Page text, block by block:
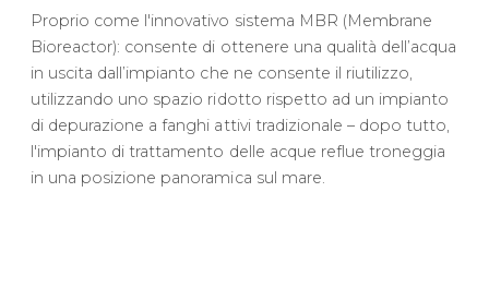
Proprio come l'innovativo sistema MBR (Membrane
Bioreactor): consente di ottenere una qualità dell’acqua
in uscita dall’impianto che ne consente il riutilizzo,
utilizzando uno spazio ridotto rispetto ad un impianto
di depurazione a fanghi attivi tradizionale – dopo tutto,
l'impianto di trattamento delle acque reflue troneggia
in una posizione panoramica sul mare.